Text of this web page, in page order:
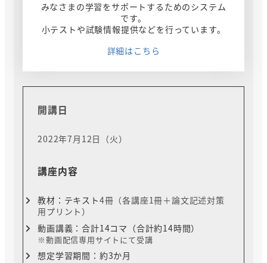
みなさまの学習をサポートするためのシステム
です。
小テストや試験情報提供などを行っています。
詳細はこちら
開講日
2022年7月12日（火）
講座内容
教材：テキスト4冊（各講座1冊＋論文記述対策
用プリント）
動画講義：合計14コマ（合計約14時間）
※動画配信専用サイトにて受講
想定学習期間：約3か月